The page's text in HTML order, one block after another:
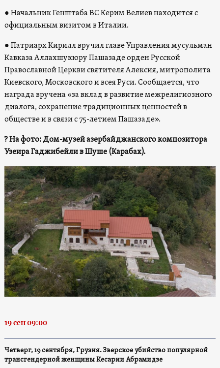
● Начальник Генштаба ВС Керим Велиев находится с
официальным визитом в Италии.
● Патриарх Кирилл вручил главе Управления мусульман
Кавказа Аллахшукюру Пашазаде орден Русской
Православной Церкви святителя Алексия, митрополита
Киевского, Московского и всея Руси. Сообщается, что
награда вручена «за вклад в развитие межрелигиозного
диалога, сохранение традиционных ценностей в
обществе и в связи с 75-летием Пашазаде».
? На фото: Дом-музей азербайджанского композитора
Узеира Гаджибейли в Шуше (Карабах).
19 сен 09:00
Четверг, 19 сентября, Грузия. Зверское убийство популярной
трансгендерной женщины Кесарии Абрамидзе